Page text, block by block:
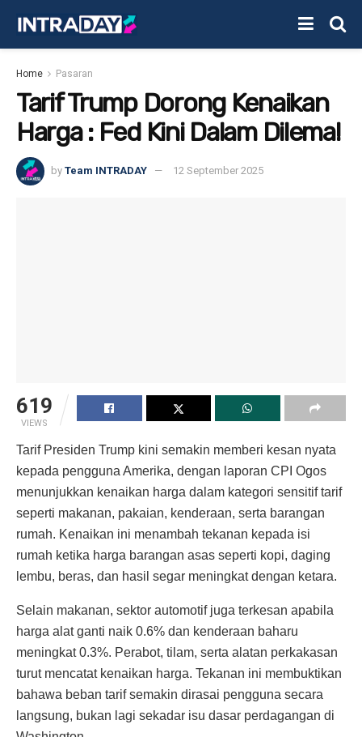
Home Pasaran
Tarif Trump Dorong Kenaikan
Harga : Fed Kini Dalam Dilema!
by Team INTRADAY 12 September 2025
619
VIEWS
Tarif Presiden Trump kini semakin memberi kesan nyata
kepada pengguna Amerika, dengan laporan CPI Ogos
menunjukkan kenaikan harga dalam kategori sensitif tarif
seperti makanan, pakaian, kenderaan, serta barangan
rumah. Kenaikan ini menambah tekanan kepada isi
rumah ketika harga barangan asas seperti kopi, daging
lembu, beras, dan hasil segar meningkat dengan ketara.
Selain makanan, sektor automotif juga terkesan apabila
harga alat ganti naik 0.6% dan kenderaan baharu
meningkat 0.3%. Perabot, tilam, serta alatan perkakasan
turut mencatat kenaikan harga. Tekanan ini membuktikan
bahawa beban tarif semakin dirasai pengguna secara
langsung, bukan lagi sekadar isu dasar perdagangan di